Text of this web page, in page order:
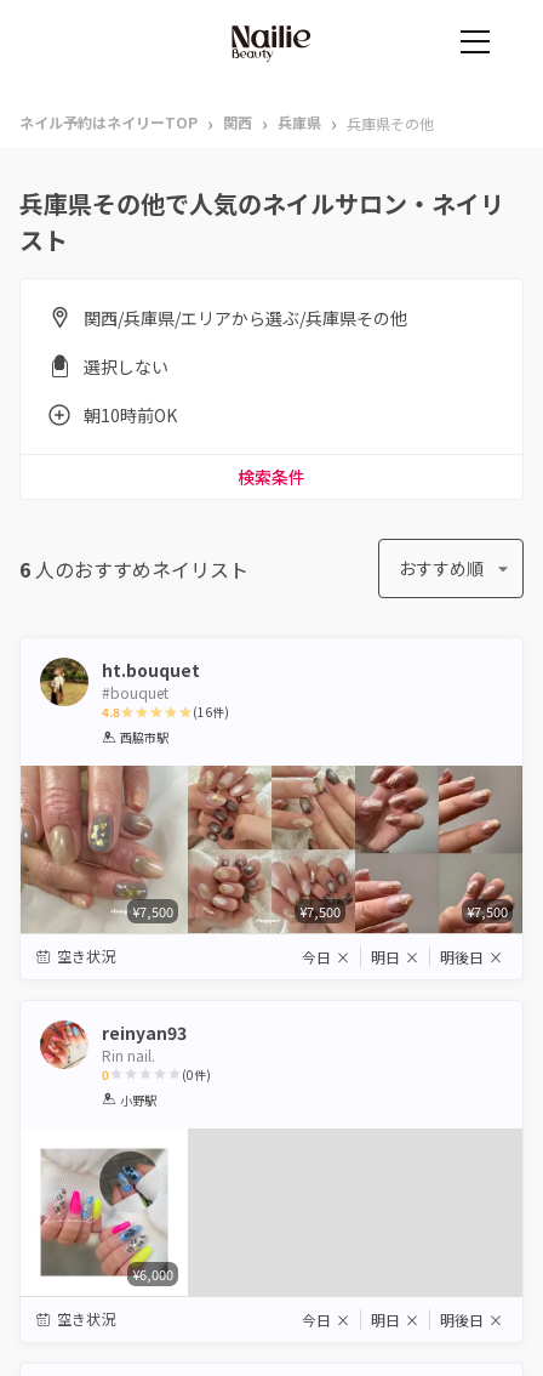
ネイル予約はネイリーTOP › 関西 › 兵庫県 › 兵庫県その他
兵庫県その他で人気のネイルサロン・ネイリ
スト
関西/兵庫県/エリアから選ぶ/兵庫県その他
選択しない
朝10時前OK
検索条件
6 人のおすすめネイリスト おすすめ順
ht.bouquet
#bouquet
4.8
1 2 3 4
(16件)
西脇市駅
¥7,500 ¥7,500 ¥7,500
空き状況 今日 × 明日 × 明後日 ×
reinyan93
Rin nail.
0
1 2 3 4
(0件)
小野駅
¥6,000
空き状況 今日 × 明日 × 明後日 ×